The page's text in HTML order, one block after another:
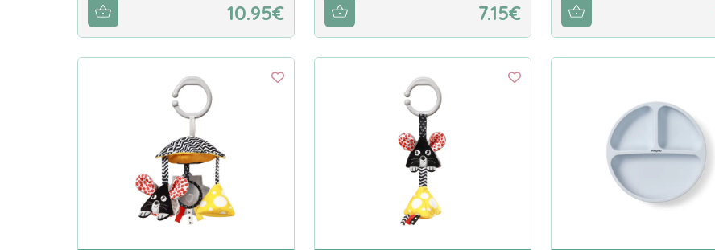
10.95€ 7.15€